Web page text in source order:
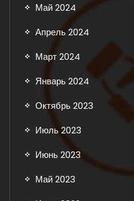
Май 2024
Апрель 2024
Март 2024
Январь 2024
Октябрь 2023
Июль 2023
Июнь 2023
Май 2023